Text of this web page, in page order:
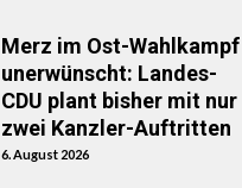
Merz im Ost-Wahlkampf
unerwünscht: Landes-
CDU plant bisher mit nur
zwei Kanzler-Auftritten
6. August 2026